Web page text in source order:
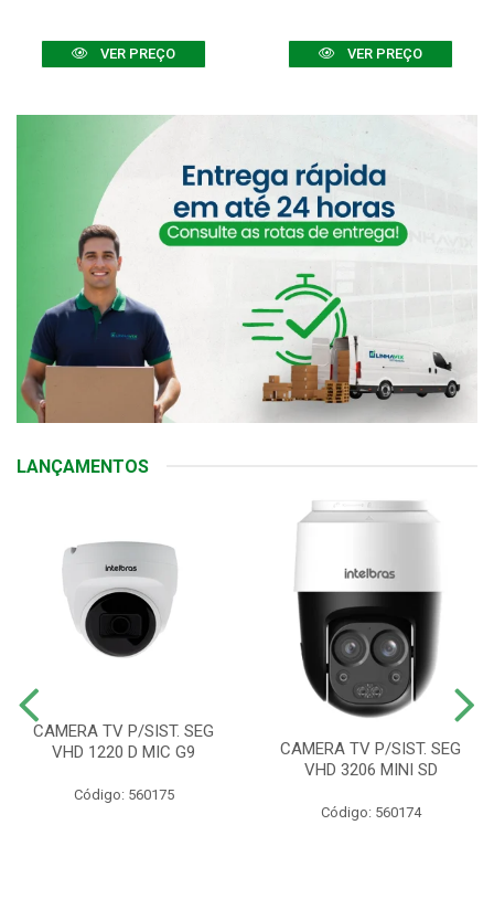
VER PREÇO VER PREÇO
LANÇAMENTOS
CAMERA TV P/SIST. SEG
VHD 1220 D MIC G9
Código: 560175
CAMERA TV P/SIST. SEG
VHD 3206 MINI SD
Código: 560174